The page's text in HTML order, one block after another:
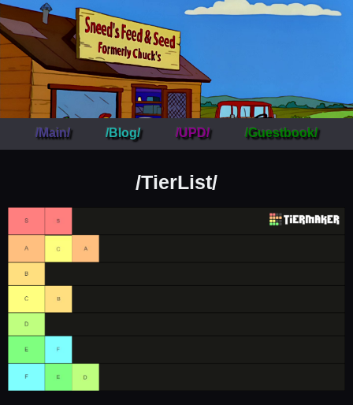
/Main/ /Blog/ /UPD/ /Guestbook/
/TierList/